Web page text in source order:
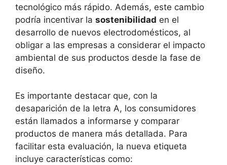
tecnológico más rápido. Además, este cambio
podría incentivar la sostenibilidad en el
desarrollo de nuevos electrodomésticos, al
obligar a las empresas a considerar el impacto
ambiental de sus productos desde la fase de
diseño.
Es importante destacar que, con la
desaparición de la letra A, los consumidores
están llamados a informarse y comparar
productos de manera más detallada. Para
facilitar esta evaluación, la nueva etiqueta
incluye características como: